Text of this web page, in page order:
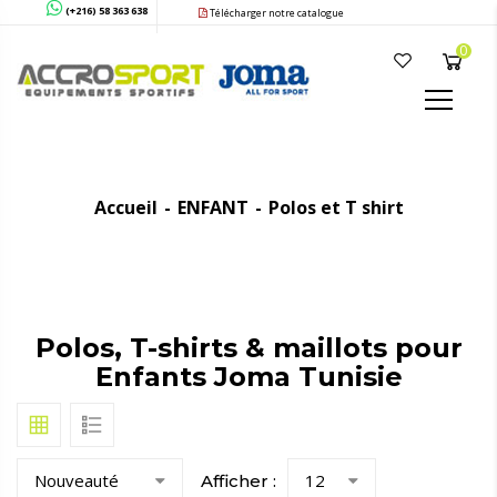
(+216) 58 363 638 Télécharger notre catalogue
0
Accueil ENFANT Polos et T shirt
Polos, T-shirts & maillots pour
Enfants Joma Tunisie
Nouveauté Afficher : 12